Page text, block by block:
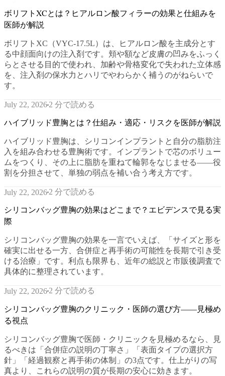
ボリフトXCとは？ヒアルロン酸フィラーの効果と仕組みを
医師が解説
ボリフトXC（VYC-17.5L）は、ヒアルロン酸を主成分とす
る中顔面向けの注入剤です。頬や額など皮膚の凹みをふっく
らとさせる目的で使われ、加齢や骨格変化で失われた立体感
を、注入剤の保水力とハリでやわらかく補うのがねらいで
す。
July 22, 2026 2 分で読める
ハイブリッド豊胸とは？仕組み・適応・リスクを医師が解説
ハイブリッド豊胸は、シリコンインプラントと自分の脂肪注
入を組み合わせる豊胸術です。インプラントで芯のボリュー
ムをつくり、その上に脂肪を重ねて輪郭をなじませる——役
割を分担させて、単独の弱点を補い合う考え方です。
July 22, 2026 2 分で読める
シリコンバッグ豊胸の効果はどこまで？エビデンスで見る実
際
シリコンバッグ豊胸の効果を一言でいえば、「サイズと形を
確実に出せる一方、合併症と再手術の可能性を長期で引き受
ける治療」です。利点も限界も、近年の総説と市販後調査で
具体的に整理されています。
July 22, 2026 2 分で読める
シリコンバッグ豊胸のクリニック・医師の選び方——見極め
る視点
シリコンバッグ豊胸で医師・クリニックを見極めるなら、見
るべきは「合併症の説明の丁寧さ」「表面タイプの選択方
針」「経過観察と再手術の体制」の3点です。仕上がりの写
真より、これらの説明の質が長期の安心に効きます。